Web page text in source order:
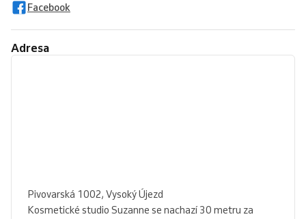
Facebook
Adresa
Pivovarská 1002, Vysoký Újezd
Kosmetické studio Suzanne se nachazí 30 metru za